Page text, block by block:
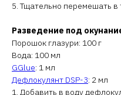
5. Тщательно перемешать в
Разведение под
Порошок глазури: 100 г
Вода: 100 мл
GGlue: 1 мл
Дефлокулянт DSP-3: 2 мл
1. Добавить в воду